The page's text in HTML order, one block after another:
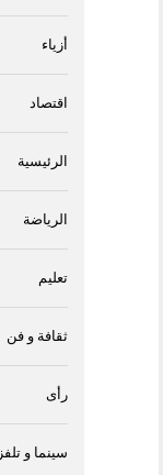
أزياء
اقتصاد
الرئيسية
الرياضة
تعليم
ثقافة و فن
رأى
سينما و